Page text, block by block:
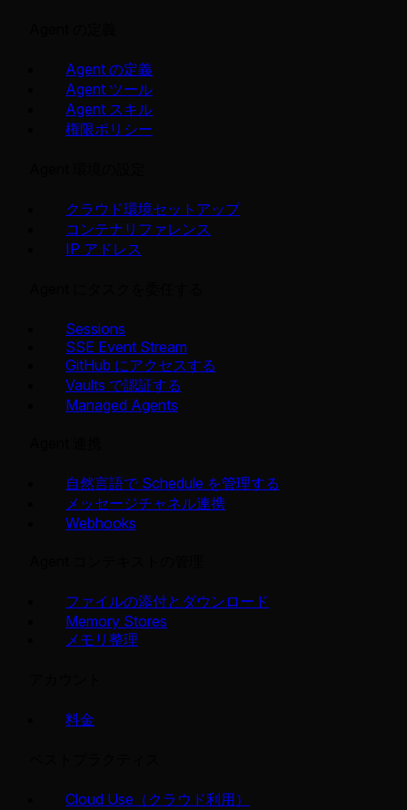
Agent の定義
Agent ツール
Agent スキル
権限ポリシー
クラウド環境セットアップ
コンテナリファレンス
IP アドレス
Sessions
SSE Event Stream
GitHub にアクセスする
Vaults で認証する
Managed Agents
自然言語で Schedule を管理する
メッセージチャネル連携
Webhooks
ファイルの添付とダウンロード
Memory Stores
メモリ整理
料金
Cloud Use（クラウド利用）